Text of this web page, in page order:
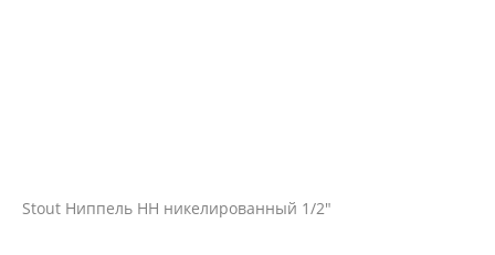
Stout Ниппель HH никелированный 1/2"